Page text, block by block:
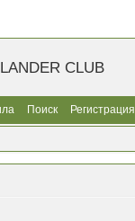
CLUB
Поиск Регистрация